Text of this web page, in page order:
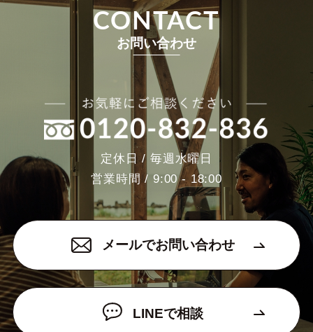
CONTACT
お問い合わせ
定休日 / 毎週水曜日
営業時間 / 9:00 - 18:00
メールでお問い合わせ
LINEで相談